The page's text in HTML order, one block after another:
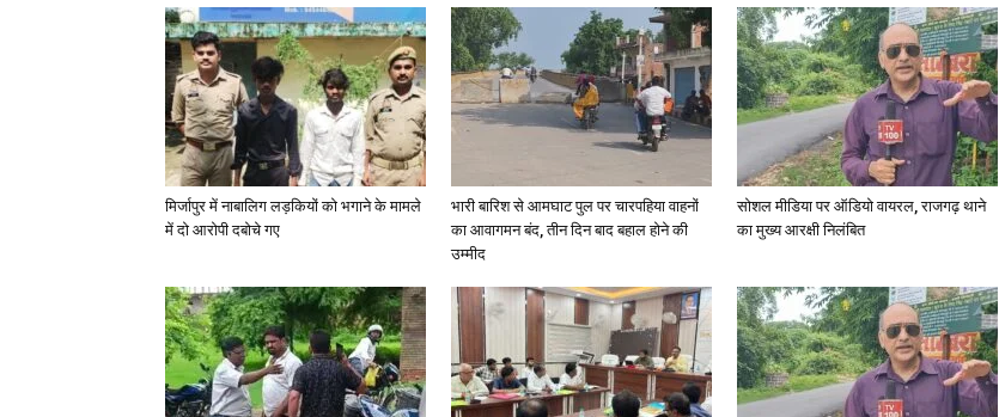
मिर्जापुर में नाबालिग लड़कियों को भगाने के मामले
में दो आरोपी दबोचे गए
भारी बारिश से आमघाट पुल पर चारपहिया वाहनों
का आवागमन बंद, तीन दिन बाद बहाल होने की
उम्मीद
सोशल मीडिया पर ऑडियो वायरल, राजगढ़ थाने
का मुख्य आरक्षी निलंबित